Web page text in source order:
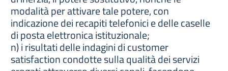
modalità per attivare tale potere, con
indicazione dei recapiti telefonici e delle caselle
di posta elettronica istituzionale;
n) i risultati delle indagini di customer
satisfaction condotte sulla qualità dei servizi